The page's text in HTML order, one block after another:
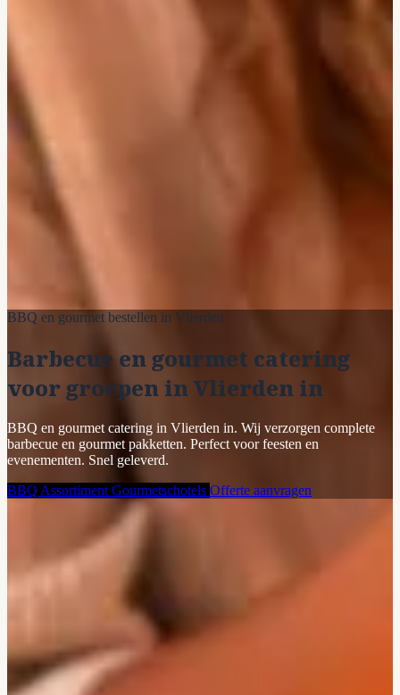
BBQ en gourmet bestellen in Vlierden
Barbecue en gourmet catering
voor groepen in Vlierden in
BBQ en gourmet catering in Vlierden in. Wij verzorgen complete
barbecue en gourmet pakketten. Perfect voor feesten en
evenementen. Snel geleverd.
BBQ Assortiment Gourmetschotels Offerte aanvragen